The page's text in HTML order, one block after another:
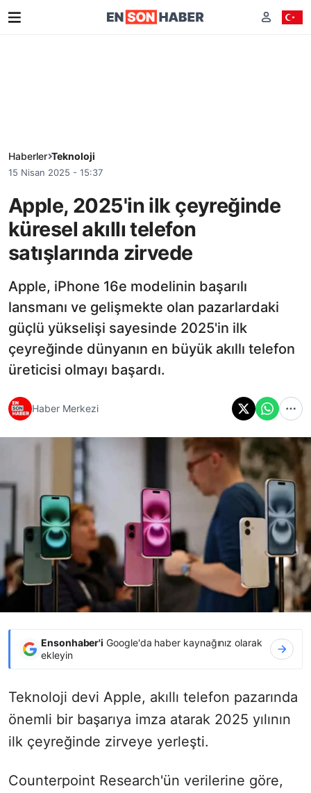
Haberler Teknoloji
15 Nisan 2025 - 15:37
Apple, 2025'in ilk çeyreğinde
küresel akıllı telefon
satışlarında zirvede
Apple, iPhone 16e modelinin başarılı
lansmanı ve gelişmekte olan pazarlardaki
güçlü yükselişi sayesinde 2025'in ilk
çeyreğinde dünyanın en büyük akıllı telefon
üreticisi olmayı başardı.
Haber Merkezi
Ensonhaber'i Google'da haber kaynağınız olarak
ekleyin
Teknoloji devi Apple, akıllı telefon pazarında
önemli bir başarıya imza atarak 2025 yılının
ilk çeyreğinde zirveye yerleşti.
Counterpoint Research'ün verilerine göre,